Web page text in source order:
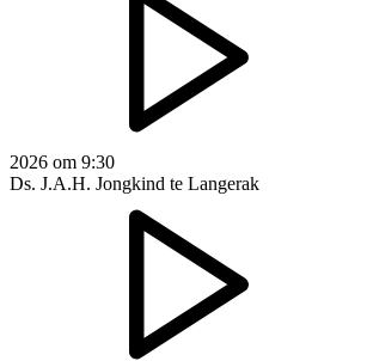
2026 om 9:30
Ds. J.A.H. Jongkind te Langerak